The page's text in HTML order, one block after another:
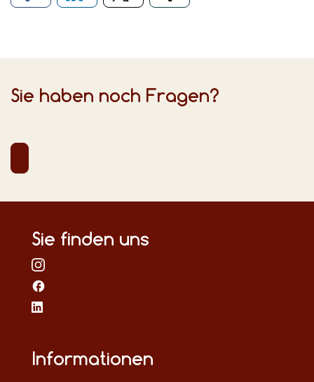
Sie haben noch Fragen?
Sie finden uns
Informationen